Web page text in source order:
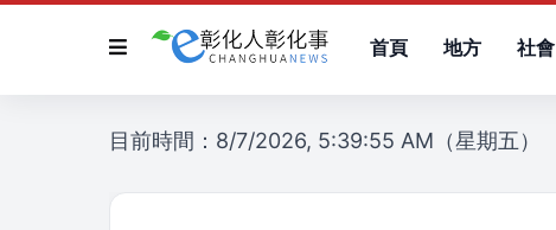
首頁 地方 社會
目前時間：8/7/2026, 5:39:55 AM（星期五）